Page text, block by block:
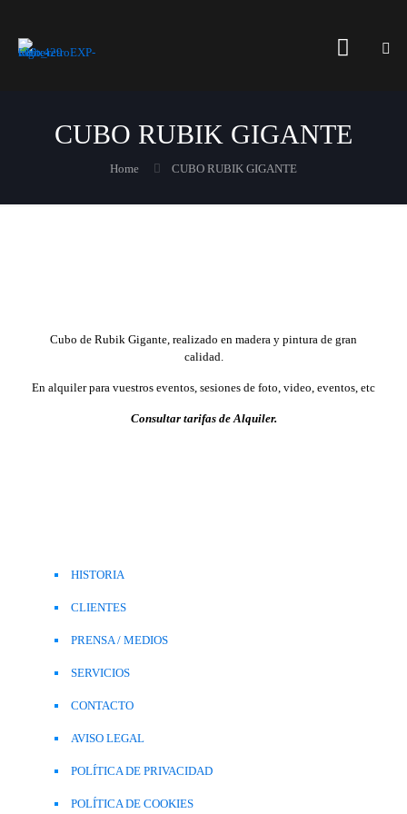
CUBO RUBIK GIGANTE
Home CUBO RUBIK GIGANTE
Cubo de Rubik Gigante, realizado en madera y pintura de gran
calidad.
En alquiler para vuestros eventos, sesiones de foto, video, eventos, etc
Consultar tarifas de Alquiler.
HISTORIA
CLIENTES
PRENSA / MEDIOS
SERVICIOS
CONTACTO
AVISO LEGAL
POLÍTICA DE PRIVACIDAD
POLÍTICA DE COOKIES